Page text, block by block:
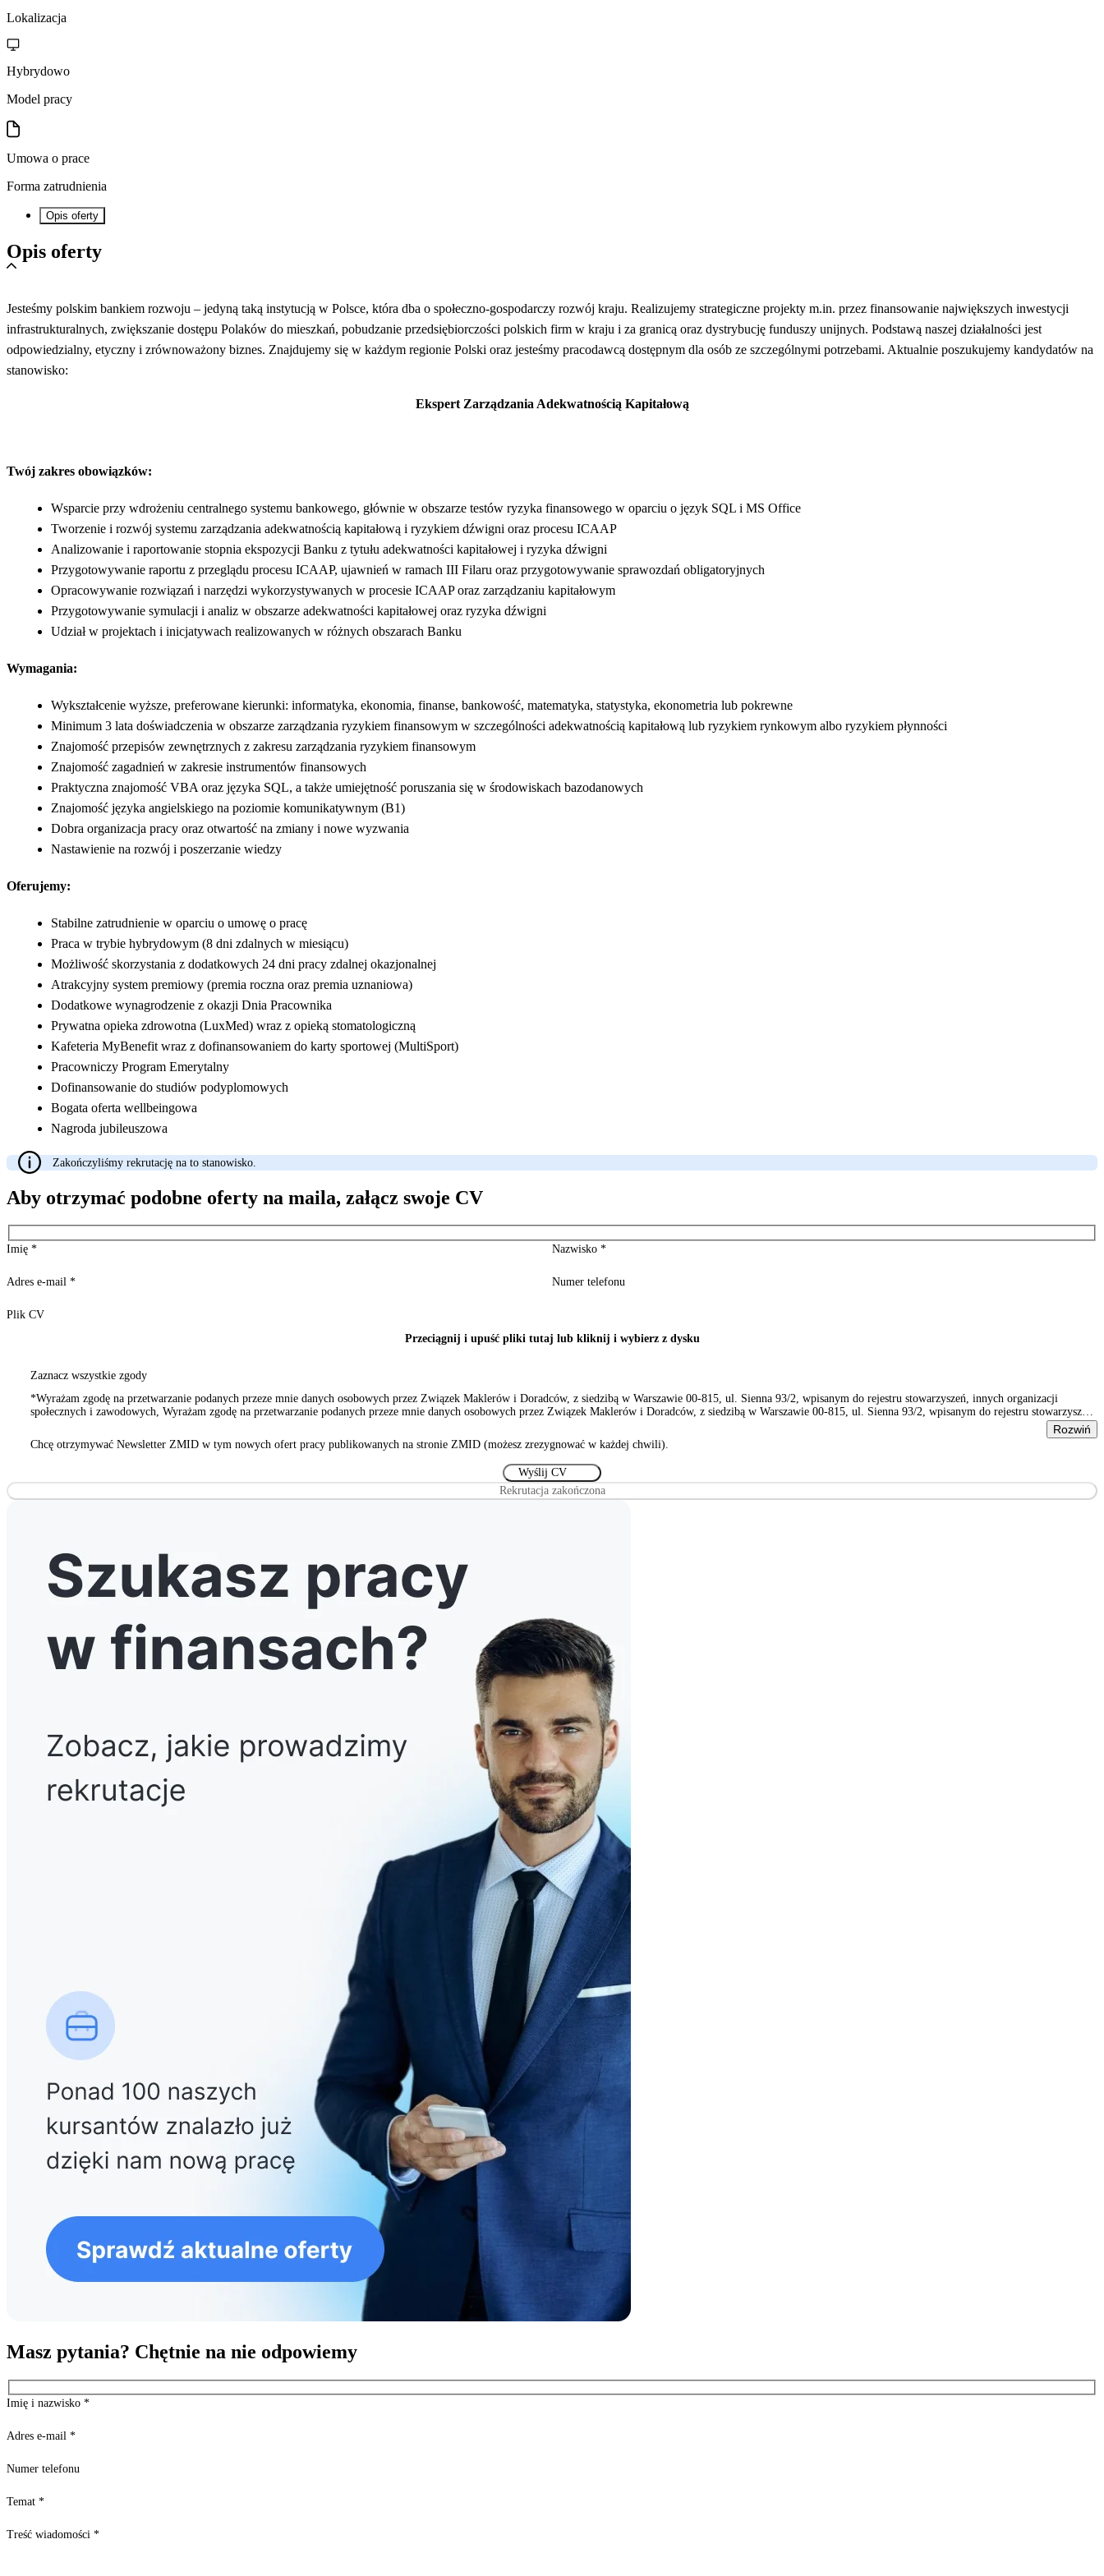
Lokalizacja
Hybrydowo
Model pracy
Umowa o prace
Forma zatrudnienia
Opis oferty
Opis oferty
Jesteśmy polskim bankiem rozwoju – jedyną taką instytucją w Polsce, która dba o społeczno-gospodarczy rozwój kraju. Realizujemy strategiczne projekty m.in. przez finansowanie największych inwestycji
infrastrukturalnych, zwiększanie dostępu Polaków do mieszkań, pobudzanie przedsiębiorczości polskich firm w kraju i za granicą oraz dystrybucję funduszy unijnych. Podstawą naszej działalności jest
odpowiedzialny, etyczny i zrównoważony biznes. Znajdujemy się w każdym regionie Polski oraz jesteśmy pracodawcą dostępnym dla osób ze szczególnymi potrzebami. Aktualnie poszukujemy kandydatów na
stanowisko:
Ekspert Zarządzania Adekwatnością Kapitałową
Twój zakres obowiązków:
Wsparcie przy wdrożeniu centralnego systemu bankowego, głównie w obszarze testów ryzyka finansowego w oparciu o język SQL i MS Office
Tworzenie i rozwój systemu zarządzania adekwatnością kapitałową i ryzykiem dźwigni oraz procesu ICAAP
Analizowanie i raportowanie stopnia ekspozycji Banku z tytułu adekwatności kapitałowej i ryzyka dźwigni
Przygotowywanie raportu z przeglądu procesu ICAAP, ujawnień w ramach III Filaru oraz przygotowywanie sprawozdań obligatoryjnych
Opracowywanie rozwiązań i narzędzi wykorzystywanych w procesie ICAAP oraz zarządzaniu kapitałowym
Przygotowywanie symulacji i analiz w obszarze adekwatności kapitałowej oraz ryzyka dźwigni
Udział w projektach i inicjatywach realizowanych w różnych obszarach Banku
Wymagania:
Wykształcenie wyższe, preferowane kierunki: informatyka, ekonomia, finanse, bankowość, matematyka, statystyka, ekonometria lub pokrewne
Minimum 3 lata doświadczenia w obszarze zarządzania ryzykiem finansowym w szczególności adekwatnością kapitałową lub ryzykiem rynkowym albo ryzykiem płynności
Znajomość przepisów zewnętrznych z zakresu zarządzania ryzykiem finansowym
Znajomość zagadnień w zakresie instrumentów finansowych
Praktyczna znajomość VBA oraz języka SQL, a także umiejętność poruszania się w środowiskach bazodanowych
Znajomość języka angielskiego na poziomie komunikatywnym (B1)
Dobra organizacja pracy oraz otwartość na zmiany i nowe wyzwania
Nastawienie na rozwój i poszerzanie wiedzy
Oferujemy:
Stabilne zatrudnienie w oparciu o umowę o pracę
Praca w trybie hybrydowym (8 dni zdalnych w miesiącu)
Możliwość skorzystania z dodatkowych 24 dni pracy zdalnej okazjonalnej
Atrakcyjny system premiowy (premia roczna oraz premia uznaniowa)
Dodatkowe wynagrodzenie z okazji Dnia Pracownika
Prywatna opieka zdrowotna (LuxMed) wraz z opieką stomatologiczną
Kafeteria MyBenefit wraz z dofinansowaniem do karty sportowej (MultiSport)
Pracowniczy Program Emerytalny
Dofinansowanie do studiów podyplomowych
Bogata oferta wellbeingowa
Nagroda jubileuszowa
Zakończyliśmy rekrutację na to stanowisko.
Aby otrzymać podobne oferty na maila, załącz swoje CV
Imię * Nazwisko *
Adres e-mail * Numer telefonu
Plik CV
Przeciągnij i upuść pliki tutaj lub kliknij i wybierz z dysku
Zaznacz wszystkie zgody
*Wyrażam zgodę na przetwarzanie podanych przeze mnie danych osobowych przez Związek Maklerów i Doradców, z siedzibą w Warszawie 00-815, ul. Sienna 93/2, wpisanym do rejestru stowarzyszeń, innych organizacji
społecznych i zawodowych, Wyrażam zgodę na przetwarzanie podanych przeze mnie danych osobowych przez Związek Maklerów i Doradców, z siedzibą w Warszawie 00-815, ul. Sienna 93/2, wpisanym do rejestru stowarzyszeń,
Rozwiń
Chcę otrzymywać Newsletter ZMID w tym nowych ofert pracy publikowanych na stronie ZMID (możesz zrezygnować w każdej chwili).
Rekrutacja zakończona
Masz pytania? Chętnie na nie odpowiemy
Imię i nazwisko *
Adres e-mail *
Numer telefonu
Temat *
Treść wiadomości *